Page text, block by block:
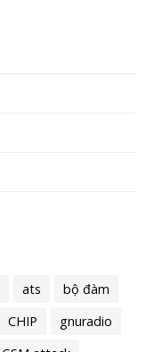
ats
bộ đàm
CHIP
gnuradio